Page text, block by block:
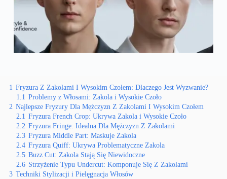
1 Fryzura Z Zakolami I Wysokim Czołem: Dlaczego Jest Wyzwanie?
1.1 Problemy z Włosami: Zakola i Wysokie Czoło
2 Najlepsze Fryzury Dla Mężczyzn Z Zakolami I Wysokim Czołem
2.1 Fryzura French Crop: Ukrywa Zakola i Wysokie Czoło
2.2 Fryzura Fringe: Idealna Dla Mężczyzn Z Zakolami
2.3 Fryzura Middle Part: Maskuje Zakola
2.4 Fryzura Quiff: Ukrywa Problematyczne Zakola
2.5 Buzz Cut: Zakola Stają Się Niewidoczne
2.6 Strzyżenie Typu Undercut: Komponuje Się Z Zakolami
3 Techniki Stylizacji i Pielęgnacja Włosów